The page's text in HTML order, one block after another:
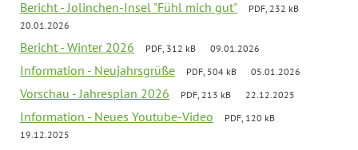
Bericht - Jolinchen-Insel "Fühl mich gut"
PDF, 232 kB
20.01.2026
Bericht - Winter 2026 PDF, 312 kB 09.01.2026
Information - Neujahrsgrüße PDF, 504 kB 05.01.2026
Vorschau - Jahresplan 2026 PDF, 213 kB 22.12.2025
Information - Neues Youtube-Video
PDF, 120 kB
19.12.2025